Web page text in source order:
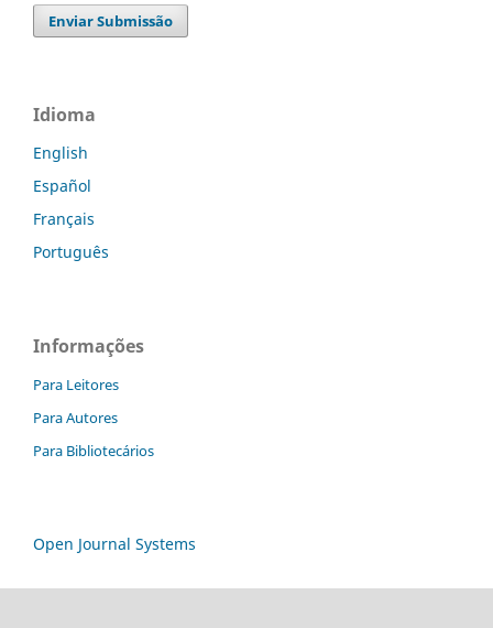
Enviar Submissão
Idioma
English
Español
Français
Português
Informações
Para Leitores
Para Autores
Para Bibliotecários
Open Journal Systems